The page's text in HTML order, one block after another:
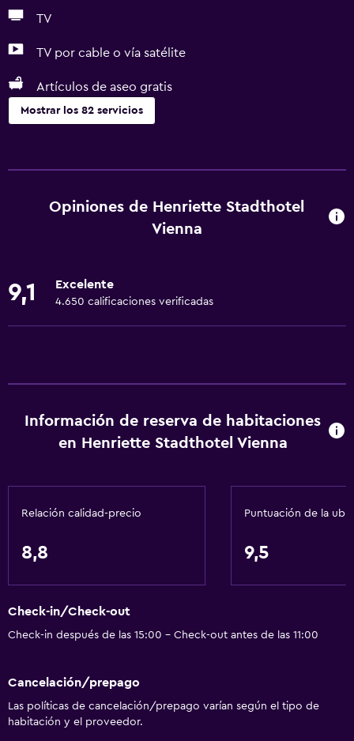
TV
TV por cable o vía satélite
Artículos de aseo gratis
Mostrar los 82 servicios
Wifi gratis
Wifi disponible en todas las instalaciones
Extinguidor
Artículos de aseo gratis
Gel de ducha
Aire acondicionado
Servicios y facilidades
Servicio de conserjería
Boletos de transporte público
Opiniones de Henriette Stadthotel
Vienna
9,1 Excelente
4.650 calificaciones verificadas
Información de reserva de habitaciones
en Henriette Stadthotel Vienna
Relación calidad-precio
8,8
Puntuación de la
9,5
Check-in/Check-out
Check-in después de las 15:00 - Check-out antes de las 11:00
Cancelación/prepago
Las políticas de cancelación/prepago varían según el tipo de
habitación y el proveedor.